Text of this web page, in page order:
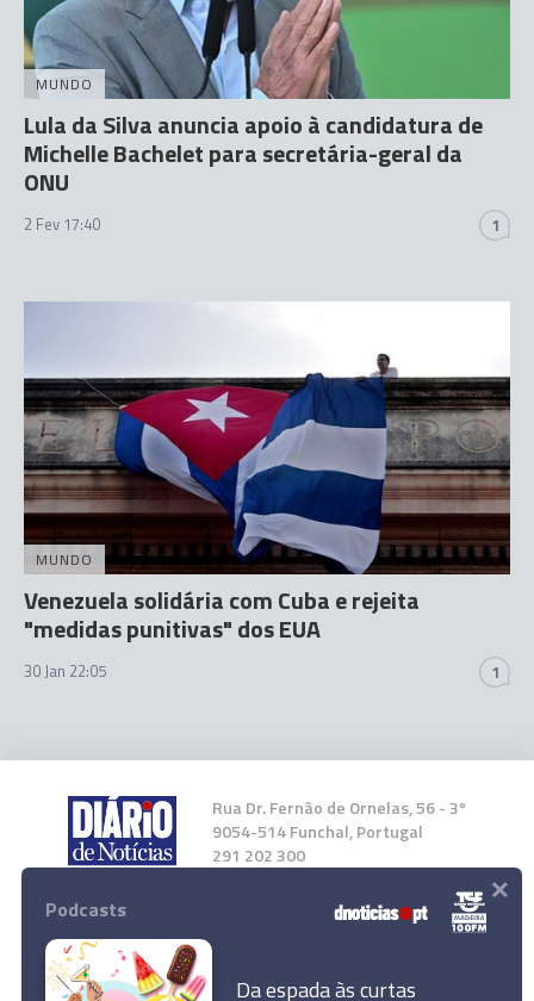
MUNDO
Lula da Silva anuncia apoio à candidatura de
Michelle Bachelet para secretária-geral da
ONU
2 Fev 17:40 1
MUNDO
Venezuela solidária com Cuba e rejeita
"medidas punitivas" dos EUA
30 Jan 22:05 1
Rua Dr. Fernão de Ornelas, 56 - 3º
9054-514 Funchal, Portugal
291 202 300
Instale a nossa App
Podcasts
Da espada às curtas
×